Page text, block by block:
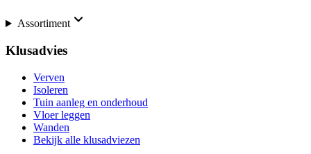
Assortiment
Klusadvies
Verven
Isoleren
Tuin aanleg en onderhoud
Vloer leggen
Wanden
Bekijk alle klusadviezen